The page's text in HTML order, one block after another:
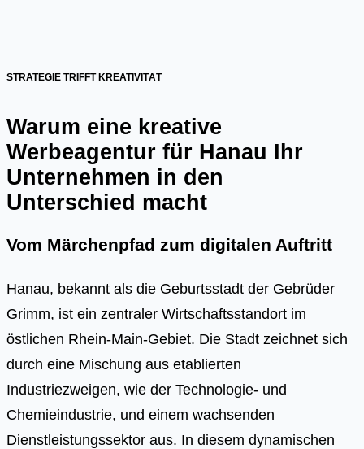
STRATEGIE TRIFFT KREATIVITÄT
Warum eine kreative
Werbeagentur für Hanau Ihr
Unternehmen in den
Unterschied macht
Vom Märchenpfad zum digitalen Auftritt
Hanau, bekannt als die Geburtsstadt der Gebrüder
Grimm, ist ein zentraler Wirtschaftsstandort im
östlichen Rhein-Main-Gebiet. Die Stadt zeichnet sich
durch eine Mischung aus etablierten
Industriezweigen, wie der Technologie- und
Chemieindustrie, und einem wachsenden
Dienstleistungssektor aus. In diesem dynamischen